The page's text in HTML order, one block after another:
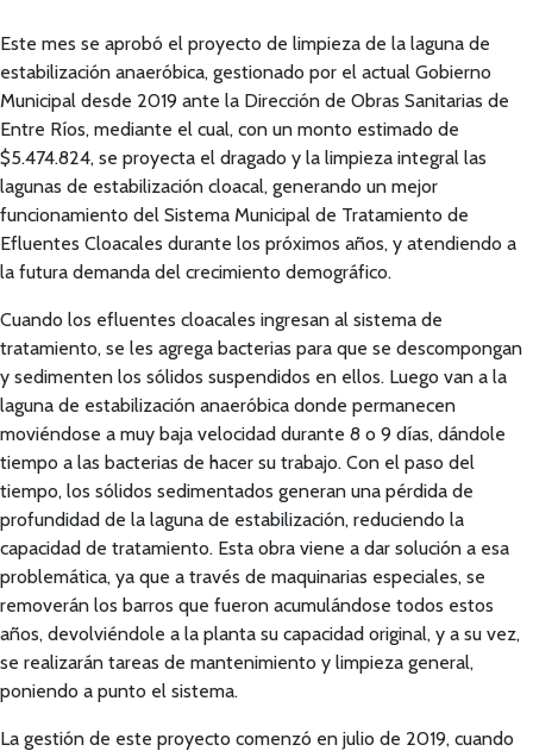
Este mes se aprobó el proyecto de limpieza de la laguna de
estabilización anaeróbica, gestionado por el actual Gobierno
Municipal desde 2019 ante la Dirección de Obras Sanitarias de
Entre Ríos, mediante el cual, con un monto estimado de
$5.474.824, se proyecta el dragado y la limpieza integral las
lagunas de estabilización cloacal, generando un mejor
funcionamiento del Sistema Municipal de Tratamiento de
Efluentes Cloacales durante los próximos años, y atendiendo a
la futura demanda del crecimiento demográfico.
Cuando los efluentes cloacales ingresan al sistema de
tratamiento, se les agrega bacterias para que se descompongan
y sedimenten los sólidos suspendidos en ellos. Luego van a la
laguna de estabilización anaeróbica donde permanecen
moviéndose a muy baja velocidad durante 8 o 9 días, dándole
tiempo a las bacterias de hacer su trabajo. Con el paso del
tiempo, los sólidos sedimentados generan una pérdida de
profundidad de la laguna de estabilización, reduciendo la
capacidad de tratamiento. Esta obra viene a dar solución a esa
problemática, ya que a través de maquinarias especiales, se
removerán los barros que fueron acumulándose todos estos
años, devolviéndole a la planta su capacidad original, y a su vez,
se realizarán tareas de mantenimiento y limpieza general,
poniendo a punto el sistema.
La gestión de este proyecto comenzó en julio de 2019, cuando